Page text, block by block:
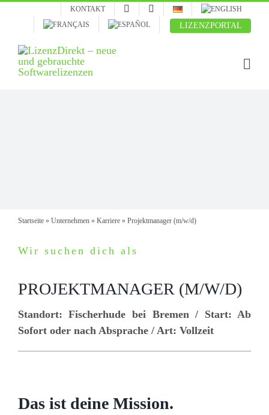
KONTAKT
LIZENZPORTAL
Startseite» Unternehmen» Karriere» Projektmanager (m/w/d)
Wir suchen dich als
PROJEKTMANAGER (M/W/D)
Standort: Fischerhude bei Bremen / Start: Ab
Sofort oder nach Absprache / Art: Vollzeit
Das ist deine Mission.